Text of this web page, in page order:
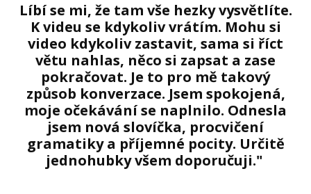
Líbí se mi, že tam vše hezky vysvětlíte.
K videu se kdykoliv vrátím. Mohu si
video kdykoliv zastavit, sama si říct
větu nahlas, něco si zapsat a zase
pokračovat. Je to pro mě takový
způsob konverzace. Jsem spokojená,
moje očekávání se naplnilo. Odnesla
jsem nová slovíčka, procvičení
gramatiky a příjemné pocity. Určitě
jednohubky všem doporučuji."